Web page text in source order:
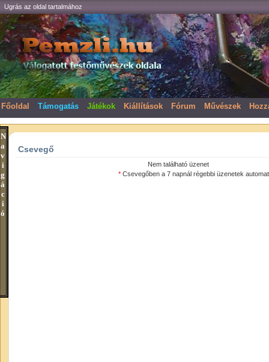
N
a
v
i
g
á
c
i
ó
Ugrás az oldal tartalmához
Főoldal Támogatás Játékok Kiállítások Fórum Művészek
Csevegő
Nem található üzenet
* Csevegőben a 7 napnál régebbi üzenetek